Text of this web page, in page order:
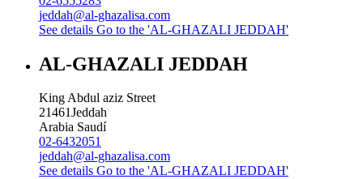
jeddah@al-ghazalisa.com
See details Go to the 'AL-GHAZALI JEDDAH'
AL-GHAZALI JEDDAH
King Abdul aziz Street
21461Jeddah
Arabia Saudí
02-6432051
jeddah@al-ghazalisa.com
See details Go to the 'AL-GHAZALI JEDDAH'